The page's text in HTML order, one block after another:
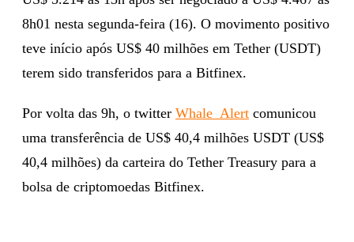
8h01 nesta segunda-feira (16). O movimento positivo
teve início após US$ 40 milhões em Tether (USDT)
terem sido transferidos para a Bitfinex.
Por volta das 9h, o twitter Whale_Alert comunicou
uma transferência de US$ 40,4 milhões USDT (US$
40,4 milhões) da carteira do Tether Treasury para a
bolsa de criptomoedas Bitfinex.